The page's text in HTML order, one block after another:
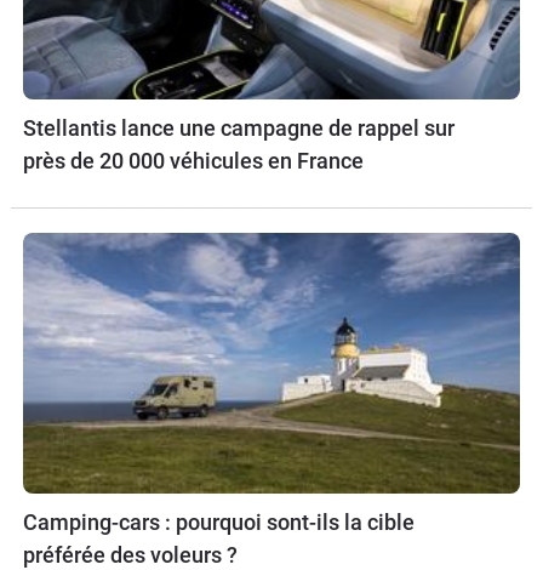
Stellantis lance une campagne de rappel sur
près de 20 000 véhicules en France
Camping-cars : pourquoi sont-ils la cible
préférée des voleurs ?